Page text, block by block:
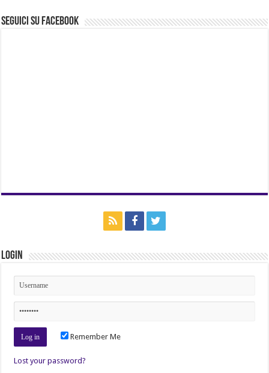
Seguici su Facebook
Login
Remember Me
Lost your password?